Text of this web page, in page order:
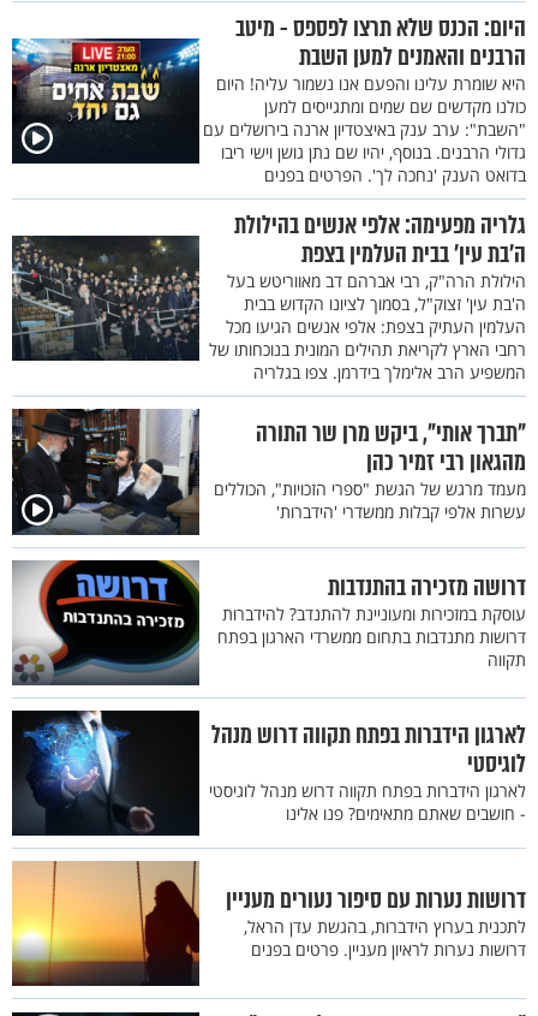
היום: הכנס שלא תרצו לפספס - מיטב
הרבנים והאמנים למען השבת
היא שומרת עלינו והפעם אנו נשמור עליה! היום
כולנו מקדשים שם שמים ומתגייסים למען
"השבת": ערב ענק באיצטדיון ארנה בירושלים עם
גדולי הרבנים. בנוסף, יהיו שם נתן גושן וישי ריבו
בדואט הענק 'נחכה לך'. הפרטים בפנים
גלריה מפעימה: אלפי אנשים בהילולת
ה’בת עין’ בבית העלמין בצפת
הילולת הרה"ק, רבי אברהם דב מאווריטש בעל
ה'בת עין' זצוק"ל, בסמוך לציונו הקדוש בבית
העלמין העתיק בצפת: אלפי אנשים הגיעו מכל
רחבי הארץ לקריאת תהילים המונית בנוכחותו של
המשפיע הרב אלימלך בידרמן. צפו בגלריה
"תברך אותי", ביקש מרן שר התורה
מהגאון רבי זמיר כהן
מעמד מרגש של הגשת "ספרי הזכויות", הכוללים
עשרות אלפי קבלות ממשדרי 'הידברות'
דרושה מזכירה בהתנדבות
עוסקת במזכירות ומעוניינת להתנדב? להידברות
דרושות מתנדבות בתחום ממשרדי הארגון בפתח
תקווה
לארגון הידברות בפתח תקווה דרוש מנהל
לוגיסטי
לארגון הידברות בפתח תקווה דרוש מנהל לוגיסטי
- חושבים שאתם מתאימים? פנו אלינו
דרושות נערות עם סיפור נעורים מעניין
לתכנית בערוץ הידברות, בהגשת עדן הראל,
דרושות נערות לראיון מעניין. פרטים בפנים